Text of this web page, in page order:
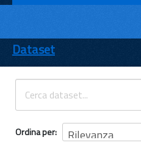
ENTI
TEMI
INFORMAZIONI
Dataset
Ordina per